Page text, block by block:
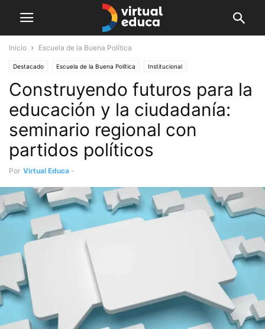
Inicio Escuela de la Buena Política
Destacado Escuela de la Buena Política Institucional
Construyendo futuros para la
educación y la ciudadanía:
seminario regional con
partidos políticos
Por Virtual Educa -